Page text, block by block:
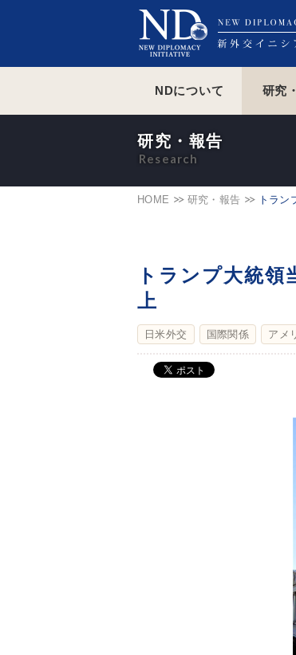
NDについて 研究
HOME 研究・報告 トラ
研究・報告
トランプ大統
上
日米外交 国際関係 アメ